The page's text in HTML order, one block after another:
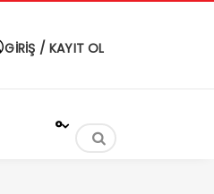
BIST
GİRİŞ / KAYIT OL
°